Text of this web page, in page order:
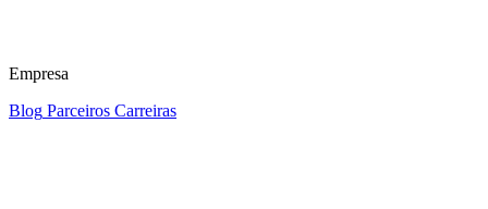
Empresa
Blog Parceiros Carreiras